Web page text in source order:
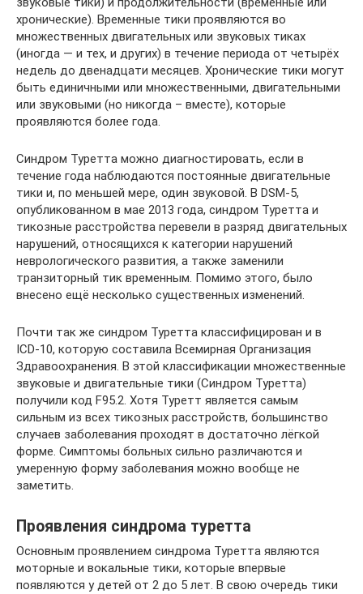
хронические). Временные тики проявляются во
множественных двигательных или звуковых тиках
(иногда — и тех, и других) в течение периода от четырёх
недель до двенадцати месяцев. Хронические тики могут
быть единичными или множественными, двигательными
или звуковыми (но никогда – вместе), которые
проявляются более года.
Синдром Туретта можно диагностировать, если в
течение года наблюдаются постоянные двигательные
тики и, по меньшей мере, один звуковой. В DSM-5,
опубликованном в мае 2013 года, синдром Туретта и
тикозные расстройства перевели в разряд двигательных
нарушений, относящихся к категории нарушений
неврологического развития, а также заменили
транзиторный тик временным. Помимо этого, было
внесено ещё несколько существенных изменений.
Почти так же синдром Туретта классифицирован и в
ICD-10, которую составила Всемирная Организация
Здравоохранения. В этой классификации множественные
звуковые и двигательные тики (Синдром Туретта)
получили код F95.2. Хотя Туретт является самым
сильным из всех тикозных расстройств, большинство
случаев заболевания проходят в достаточно лёгкой
форме. Симптомы больных сильно различаются и
умеренную форму заболевания можно вообще не
заметить.
Проявления синдрома туретта
Основным проявлением синдрома Туретта являются
моторные и вокальные тики, которые впервые
появляются у детей от 2 до 5 лет. В свою очередь тики